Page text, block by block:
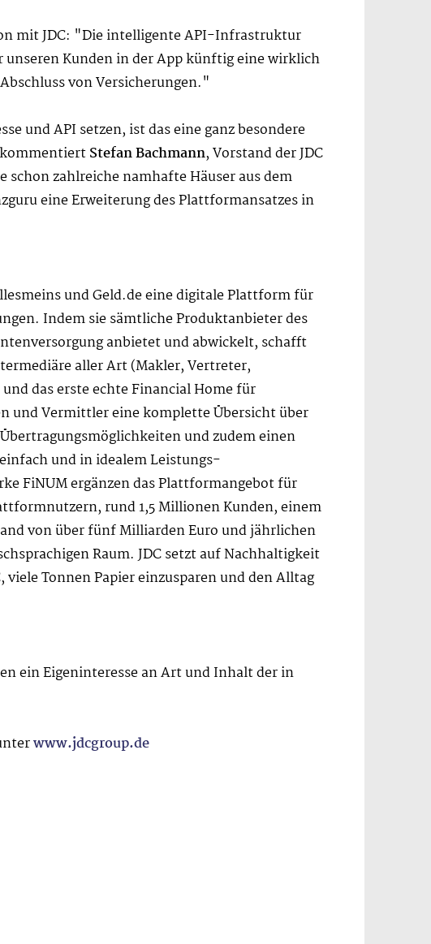
mit JDC: "Die intelligente API-Infrastruktur
unseren Kunden in der App künftig eine wirklich
von Versicherungen."
und API setzen, ist das eine ganz besondere
Stefan Bachmann, Vorstand der JDC
zahlreiche namhafte Häuser aus dem
eine Erweiterung des Plattformansatzes in
und Geld.de eine digitale Plattform für
Indem sie sämtliche Produktanbieter des
anbietet und abwickelt, schafft
aller Art (Makler, Vertreter,
das erste echte Financial Home für
und Vermittler eine komplette Übersicht über
und zudem einen
und in idealem Leistungs-
FiNUM ergänzen das Plattformangebot für
rund 1,5 Millionen Kunden, einem
von über fünf Milliarden Euro und jährlichen
Raum. JDC setzt auf Nachhaltigkeit
Tonnen Papier einzusparen und den Alltag
ein Eigeninteresse an Art und Inhalt der in
www.jdcgroup.de